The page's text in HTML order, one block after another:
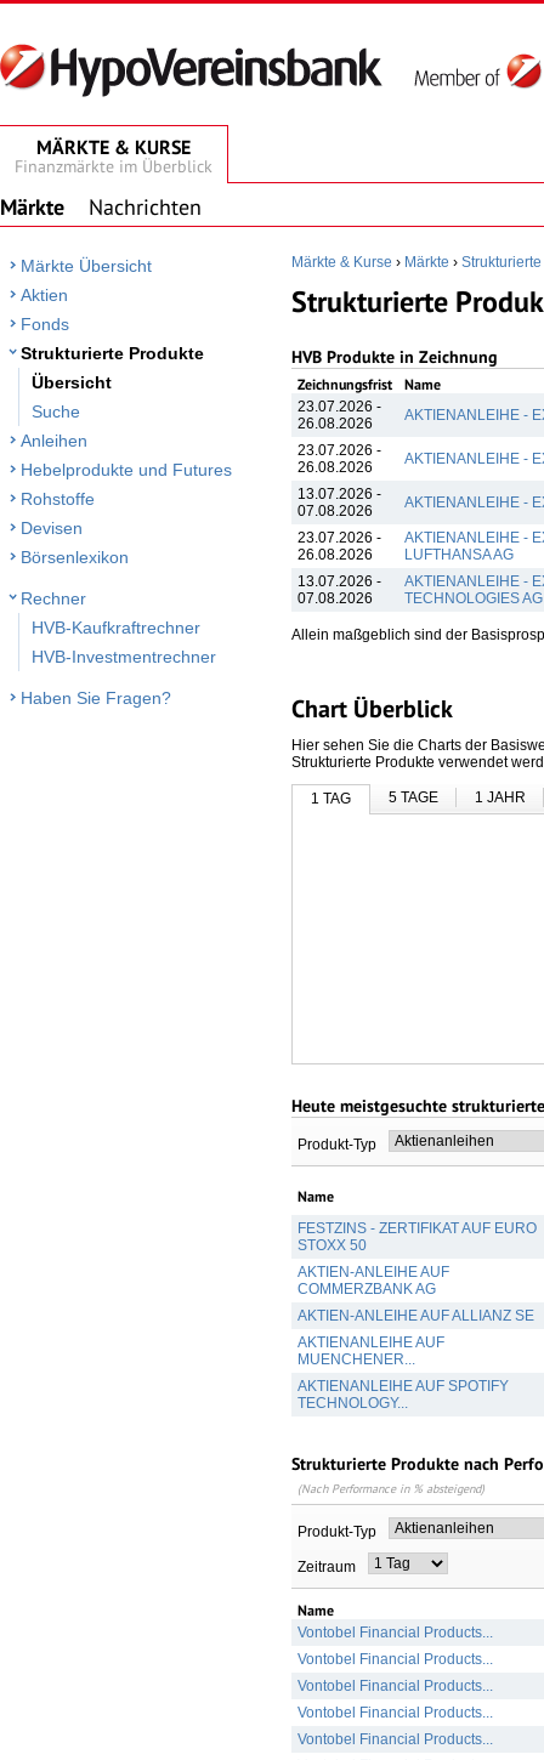
MÄRKTE & KURSE
Finanzmärkte im Überblick
Märkte Nachrichten
Märkte Übersicht
Aktien
Fonds
Strukturierte Produkte
Übersicht
Suche
Anleihen
Hebelprodukte und Futures
Rohstoffe
Devisen
Börsenlexikon
Rechner
HVB-Kaufkraftrechner
HVB-Investmentrechner
Haben Sie Fragen?
Märkte & Kurse › Märkte ›
Strukturierte
HVB Produkte in Zeichnung
Zeichnungsfrist Name
23.07.2026 -
26.08.2026
AKTIENANLEIHE -
23.07.2026 -
26.08.2026
AKTIENANLEIHE -
13.07.2026 -
07.08.2026
AKTIENANLEIHE -
23.07.2026 -
26.08.2026
AKTIENANLEIHE -
LUFTHANSA AG
13.07.2026 -
07.08.2026
AKTIENANLEIHE -
TECHNOLOGIES AG
Allein maßgeblich sind der
Chart Überblick
Hier sehen Sie die Charts der
Strukturierte Produkte verwendet
1 TAG 5 TAGE 1 JAHR
Heute meistgesuchte
Produkt-Typ
Name
FESTZINS - ZERTIFIKAT AUF EURO
STOXX 50
AKTIEN-ANLEIHE AUF
COMMERZBANK AG
AKTIEN-ANLEIHE AUF ALLIANZ SE
AKTIENANLEIHE AUF
MUENCHENER...
AKTIENANLEIHE AUF SPOTIFY
TECHNOLOGY...
Strukturierte Produkte nach
(Nach Performance in % absteigend)
Produkt-Typ
Zeitraum
Name
Vontobel Financial Products...
Vontobel Financial Products...
Vontobel Financial Products...
Vontobel Financial Products...
Vontobel Financial Products...